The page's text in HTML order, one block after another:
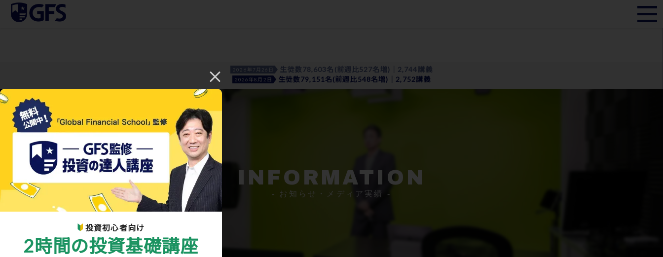
2026年7月26日 生徒数78,603名(前週比527名増)｜2,744講義
2026年8月2日 生徒数79,151名(前週比548名増)｜2,752講義
投資初心者向け
2時間の投資基礎講座
INFORMATION
- お知らせ・メディア実績 -